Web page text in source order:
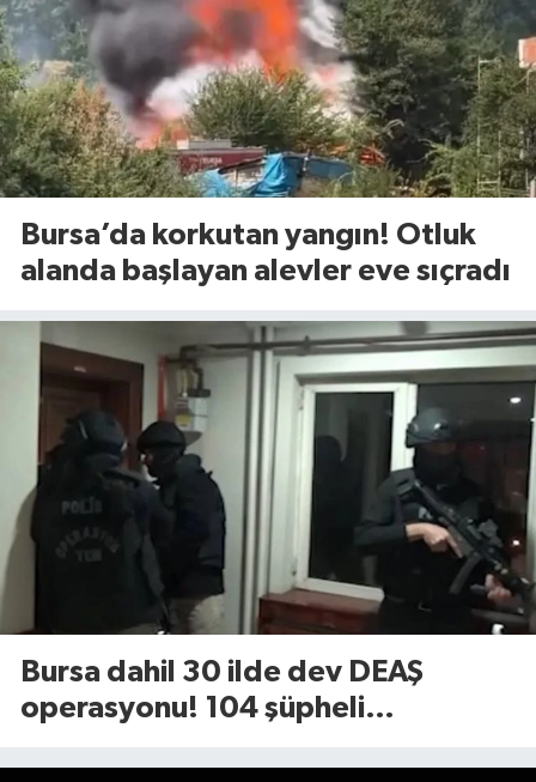
Bursa’da korkutan yangın! Otluk
alanda başlayan alevler eve sıçradı
Bursa dahil 30 ilde dev DEAŞ
operasyonu! 104 şüpheli